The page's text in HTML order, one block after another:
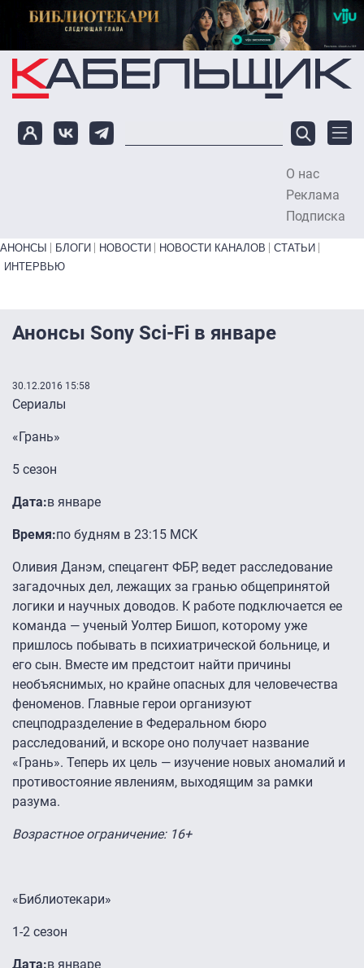
Перейти к основному содержанию
О нас
Реклама
Подписка
Primary links bottom
АНОНСЫ БЛОГИ НОВОСТИ НОВОСТИ КАНАЛОВ
СТАТЬИ
ИНТЕРВЬЮ
Анонсы Sony Sci-Fi в январе
30.12.2016 15:58
Сериалы
«Грань»
5 сезон
Дата:в январе
Время:по будням в 23:15 МСК
Оливия Данэм, спецагент ФБР, ведет расследование
загадочных дел, лежащих за гранью общепринятой
логики и научных доводов. К работе подключается ее
команда — ученый Уолтер Бишоп, которому уже
пришлось побывать в психиатрической больнице, и
его сын. Вместе им предстоит найти причины
необъяснимых, но крайне опасных для человечества
феноменов. Главные герои организуют
спецподразделение в Федеральном бюро
расследований, и вскоре оно получает название
«Грань». Теперь их цель — изучение новых аномалий и
противостояние явлениям, выходящим за рамки
разума.
Возрастное ограничение: 16+
«Библиотекари»
1-2 сезон
Дата:в январе